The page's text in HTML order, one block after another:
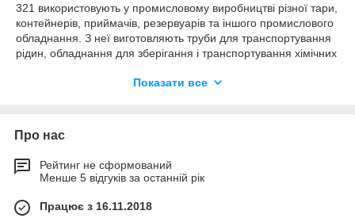
321 використовують у промисловому виробництві різної тари,
контейнерів, приймачів, резервуарів та іншого промислового
обладнання. З неї виготовляють труби для транспортування
рідин, обладнання для зберігання і транспортування хімічних
виробничого обладнання, ємностей для перевезення і
приладів і приладдя, побутових товарів.
Показати все
Про нас
Рейтинг не сформований
Менше 5 відгуків за останній рік
Працює з 16.11.2018